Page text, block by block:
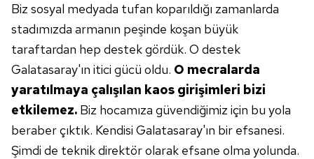
Biz sosyal medyada tufan koparıldığı zamanlarda
stadımızda armanın peşinde koşan büyük
taraftardan hep destek gördük. O destek
Galatasaray'ın itici gücü oldu. O mecralarda
yaratılmaya çalışılan kaos girişimleri bizi
etkilemez. Biz hocamıza güvendiğimiz için bu yola
beraber çıktık. Kendisi Galatasaray'ın bir efsanesi.
Şimdi de teknik direktör olarak efsane olma yolunda.